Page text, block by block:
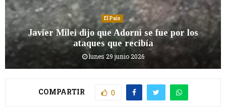
El País
Javier Milei dijo que Adorni se fue por los
ataques que recibía
lunes 29 junio 2026
COMPARTIR 0